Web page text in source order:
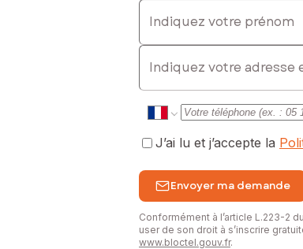
Indiquez votre prénom
E-mail
J’ai lu et j’accepte la
Envoyer ma demande
Conformément à l’article L.223-2
user de son droit à s’inscrire
www.bloctel.gouv.fr.